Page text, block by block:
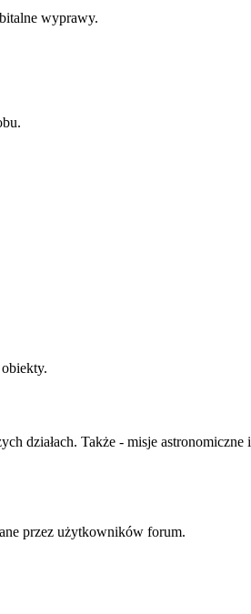
wyprawy.
działach. Także - misje astronomiczne i
przez użytkowników forum.